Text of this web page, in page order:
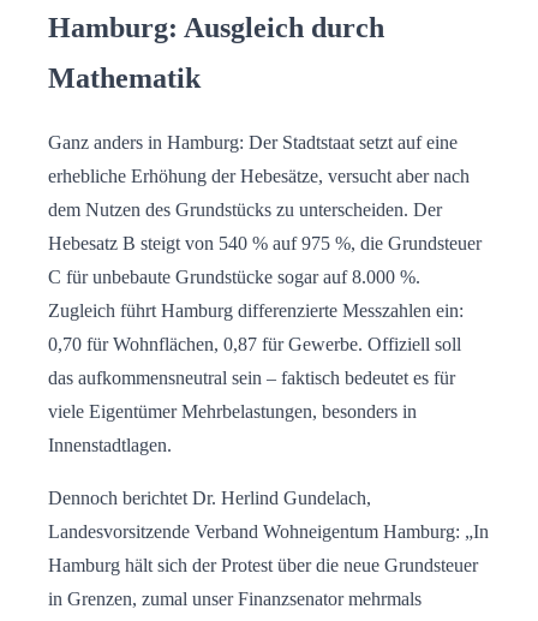
Hamburg: Ausgleich durch
Mathematik
Ganz anders in Hamburg: Der Stadtstaat setzt auf eine
erhebliche Erhöhung der Hebesätze, versucht aber nach
dem Nutzen des Grundstücks zu unterscheiden. Der
Hebesatz B steigt von 540 % auf 975 %, die Grundsteuer
C für unbebaute Grundstücke sogar auf 8.000 %.
Zugleich führt Hamburg differenzierte Messzahlen ein:
0,70 für Wohnflächen, 0,87 für Gewerbe. Offiziell soll
das aufkommensneutral sein – faktisch bedeutet es für
viele Eigentümer Mehrbelastungen, besonders in
Innenstadtlagen.
Dennoch berichtet Dr. Herlind Gundelach,
Landesvorsitzende Verband Wohneigentum Hamburg: „In
Hamburg hält sich der Protest über die neue Grundsteuer
in Grenzen, zumal unser Finanzsenator mehrmals